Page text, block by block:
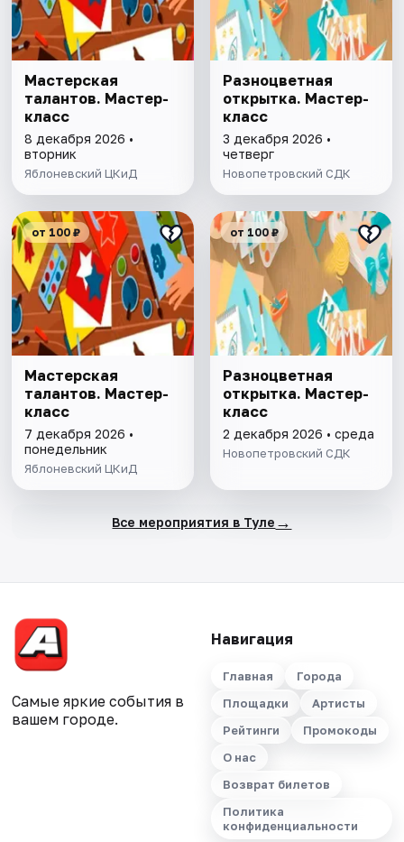
Мастерская
талантов. Мастер-
класс
8 декабря 2026 •
вторник
Яблоневский ЦКиД
Разноцветная
открытка. Мастер-
класс
3 декабря 2026 •
четверг
Новопетровский СДК
от 100 ₽
Мастерская
талантов. Мастер-
класс
7 декабря 2026 •
понедельник
Яблоневский ЦКиД
от 100 ₽
Разноцветная
открытка. Мастер-
класс
2 декабря 2026 • среда
Новопетровский СДК
Все мероприятия в Туле →
Самые яркие события в
вашем городе.
Навигация
Главная
Города
Площадки
Артисты
Рейтинги
Промокоды
О нас
Возврат билетов
Политика
конфиденциальности